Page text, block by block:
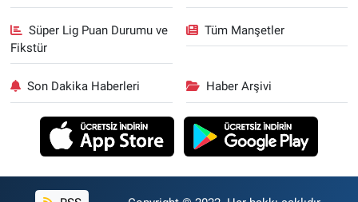
Süper Lig Puan Durumu ve
Fikstür
Tüm Manşetler
Son Dakika Haberleri Haber Arşivi